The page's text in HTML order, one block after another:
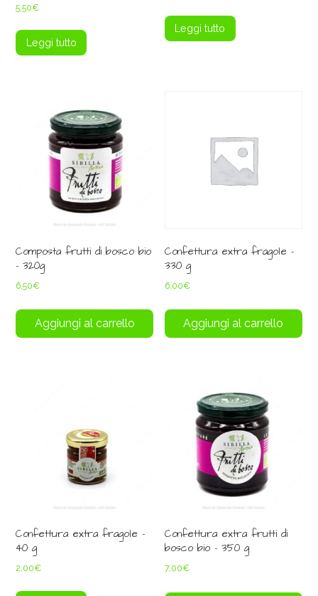
5,50€
Leggi tutto
Leggi tutto
Composta frutti di bosco bio
– 320g
6,50€
Aggiungi al carrello
Confettura extra fragole –
330 g
6,00€
Aggiungi al carrello
Confettura extra fragole –
40 g
2,00€
Confettura extra frutti di
bosco bio – 350 g
7,00€